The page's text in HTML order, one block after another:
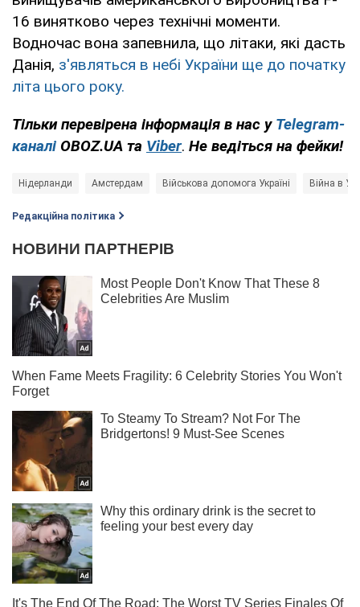
16 винятково через технічні моменти.
Водночас вона запевнила, що літаки, які дасть
Данія, з'являться в небі України ще до початку
літа цього року.
Тільки перевірена інформація в нас у Telegram-
каналі OBOZ.UA та Viber. Не ведіться на фейки!
Нідерланди Амстердам Військова допомога Україні Війна в
Редакційна політика